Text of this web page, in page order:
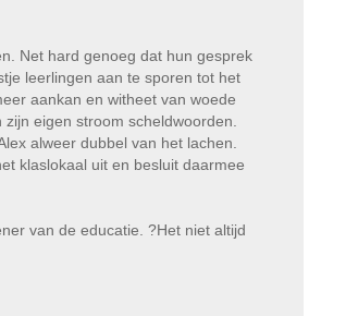
Net hard genoeg dat hun gesprek
leerlingen aan te sporen tot het
aankan en witheet van woede
eigen stroom scheldwoorden.
alweer dubbel van het lachen.
klaslokaal uit en besluit daarmee
van de educatie. ?Het niet altijd